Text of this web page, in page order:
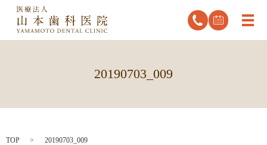
メ
20190703_009
TOP 20190703_009